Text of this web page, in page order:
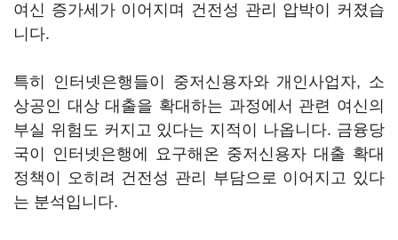
여신 증가세가 이어지며 건전성 관리 압박이 커졌습
니다.
특히 인터넷은행들이 중저신용자와 개인사업자, 소
상공인 대상 대출을 확대하는 과정에서 관련 여신의
부실 위험도 커지고 있다는 지적이 나옵니다. 금융당
국이 인터넷은행에 요구해온 중저신용자 대출 확대
정책이 오히려 건전성 관리 부담으로 이어지고 있다
는 분석입니다.